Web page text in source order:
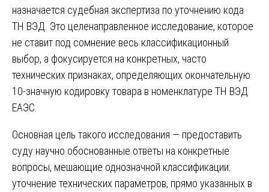
назначается судебная экспертиза по уточнению кода
ТН ВЭД. Это целенаправленное исследование, которое
не ставит под сомнение весь классификационный
выбор, а фокусируется на конкретных, часто
технических признаках, определяющих окончательную
10-значную кодировку товара в номенклатуре ТН ВЭД
ЕАЭС.
Основная цель такого исследования — предоставить
суду научно обоснованные ответы на конкретные
вопросы, мешающие однозначной классификации:
уточнение технических параметров, прямо указанных в